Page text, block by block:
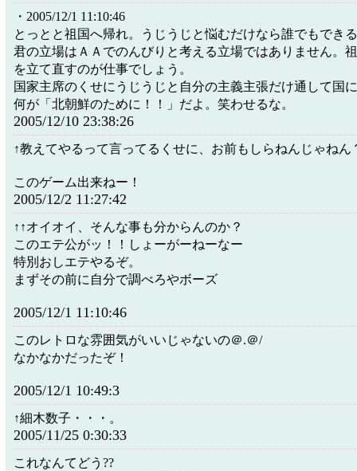
・2005/12/1 11:10:46
とっとと祖国へ帰れ。うじうじと悩むだけなら誰でもでき
君の立場はＡＡでのんびりと考える立場ではありません。
を立て直すのが仕事でしょう。
国家主席のくせにうじうじと自分の主義主張だけ通して国
何が「北朝鮮のために！！」だよ。笑わせるな。
2005/12/10 23:38:26
↑教えてやるって言ってるくせに、お前もしらねんじゃねん
このゲーム出来ねー！
2005/12/2 11:27:42
↑↑オイオイ、そんな事も分からんのか？
このエテ公がッ！！しょーがーねーなー
特別おしエテやるぞ。
まずその前に自分で調べろやボーズ
2005/12/1 11:10:46
このレトロな雰囲気がいいじゃないの＠.＠/
なかなかだったぞ！
2005/12/1 10:49:3
↑細木数子・・・。
2005/11/25 0:30:33
これなんてどう??